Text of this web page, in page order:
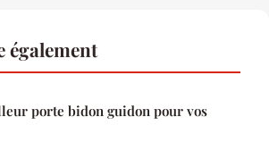
également
porte bidon guidon pour vos